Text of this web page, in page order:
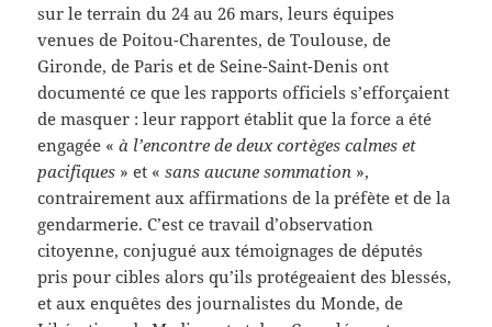
sur le terrain du 24 au 26 mars, leurs équipes
venues de Poitou-Charentes, de Toulouse, de
Gironde, de Paris et de Seine-Saint-Denis ont
documenté ce que les rapports officiels s’efforçaient
de masquer : leur rapport établit que la force a été
engagée «à l’encontre de deux cortèges calmes et
pacifiques » et «sans aucune sommation »,
contrairement aux affirmations de la préfète et de la
gendarmerie. C’est ce travail d’observation
citoyenne, conjugué aux témoignages de députés
pris pour cibles alors qu’ils protégeaient des blessés,
et aux enquêtes des journalistes du Monde, de